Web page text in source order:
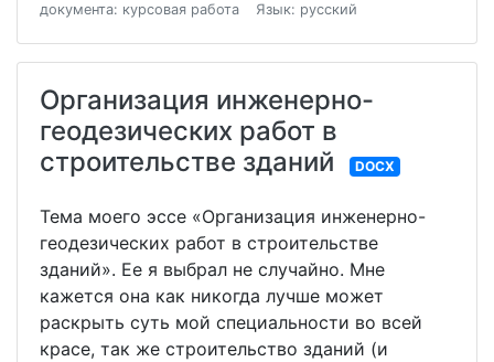
документа: курсовая работа
Язык: русский
Организация инженерно-
геодезических работ в
строительстве зданий
DOCX
Тема моего эссе «Организация инженерно-
геодезических работ в строительстве
зданий». Ее я выбрал не случайно. Мне
кажется она как никогда лучше может
раскрыть суть мой специальности во всей
красе, так же строительство зданий (и